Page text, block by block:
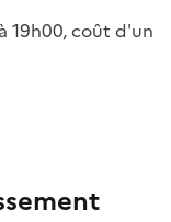
19h00, coût d'un